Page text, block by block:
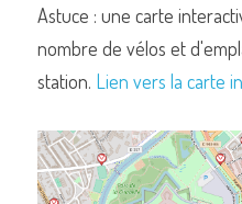
Astuce : une carte
nombre de vélos et
station. Lien vers la carte